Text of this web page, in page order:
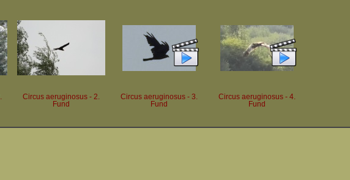
Circus aeruginosus - 2.
Fund
Circus aeruginosus - 3.
Fund
Circus aeruginosus - 4.
Fund